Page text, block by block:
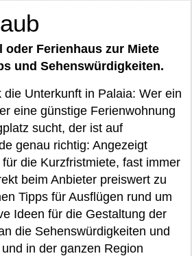
oder Ferienhaus zur Miete
und Sehenswürdigkeiten.
Unterkunft in Palaia: Wer ein
eine günstige Ferienwohnung
sucht, der ist auf
genau richtig: Angezeigt
die Kurzfristmiete, fast immer
beim Anbieter preiswert zu
Tipps für Ausflügen rund um
Ideen für die Gestaltung der
die Sehenswürdigkeiten und
in der ganzen Region